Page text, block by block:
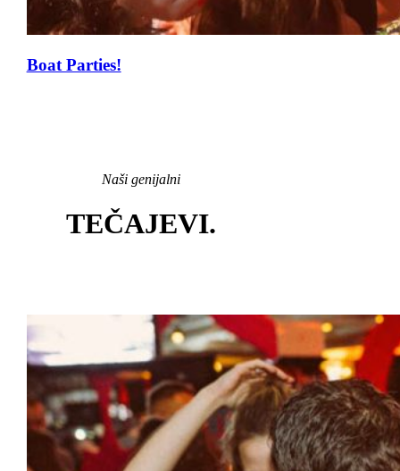
Boat Parties!
Naši genijalni
TEČAJEVI.